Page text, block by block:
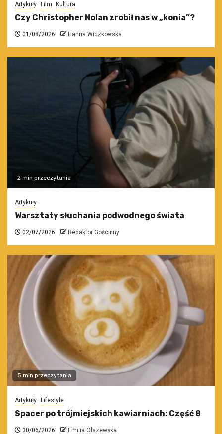
Artykuły Film Kultura
Czy Christopher Nolan zrobił nas w „konia”?
01/08/2026 Hanna Wiczkowska
2 min przeczytania
Artykuły
Warsztaty słuchania podwodnego świata
02/07/2026 Redaktor Gościnny
5 min przeczytania
Artykuły Lifestyle
Spacer po trójmiejskich kawiarniach: Część 8
30/06/2026 Emilia Olszewska